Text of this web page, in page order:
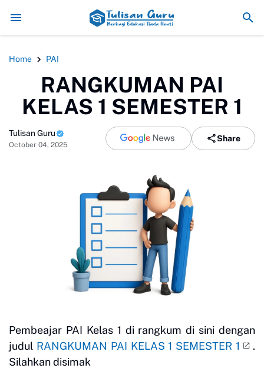
Pemanfaatan Teknologi Digital
Home PAI
RANGKUMAN PAI
KELAS 1 SEMESTER 1
Tulisan Guru
October 04, 2025
Share
Pembeajar PAI Kelas 1 di rangkum di sini dengan
judul RANGKUMAN PAI KELAS 1 SEMESTER 1
.
Silahkan disimak